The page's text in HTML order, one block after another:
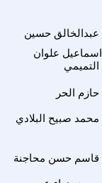
عبدالخالق حسين
اسماعيل علوان
التميمي
حازم الحر
محمد صبيح البلادي
قاسم حسن محاجنة